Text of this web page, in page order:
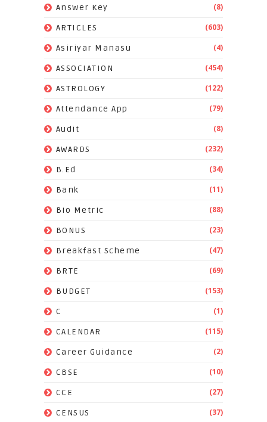
Answer Key (8)
ARTICLES (603)
Asiriyar Manasu (4)
ASSOCIATION (454)
ASTROLOGY (122)
Attendance App (79)
Audit (8)
AWARDS (232)
B.Ed (34)
Bank (11)
Bio Metric (88)
BONUS (23)
Breakfast Scheme (47)
BRTE (69)
BUDGET (153)
C (1)
CALENDAR (115)
Career Guidance (2)
CBSE (10)
CCE (27)
CENSUS (37)